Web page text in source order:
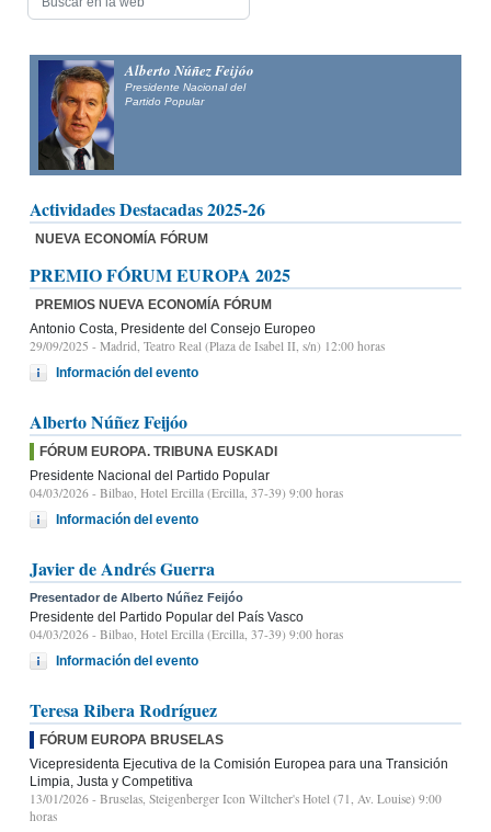
Alberto Núñez Feijóo
Presidente Nacional del
Partido Popular
Actividades Destacadas 2025-26
NUEVA ECONOMÍA FÓRUM
PREMIO FÓRUM EUROPA 2025
PREMIOS NUEVA ECONOMÍA FÓRUM
Antonio Costa, Presidente del Consejo Europeo
29/09/2025 - Madrid, Teatro Real (Plaza de Isabel II, s/n) 12:00 horas
Información del evento
Alberto Núñez Feijóo
FÓRUM EUROPA. TRIBUNA EUSKADI
Presidente Nacional del Partido Popular
04/03/2026 - Bilbao, Hotel Ercilla (Ercilla, 37-39) 9:00 horas
Información del evento
Javier de Andrés Guerra
Presentador de Alberto Núñez Feijóo
Presidente del Partido Popular del País Vasco
04/03/2026 - Bilbao, Hotel Ercilla (Ercilla, 37-39) 9:00 horas
Información del evento
Teresa Ribera Rodríguez
FÓRUM EUROPA BRUSELAS
Vicepresidenta Ejecutiva de la Comisión Europea para una Transición
Limpia, Justa y Competitiva
13/01/2026 - Bruselas, Steigenberger Icon Wiltcher's Hotel (71, Av. Louise) 9:00
horas